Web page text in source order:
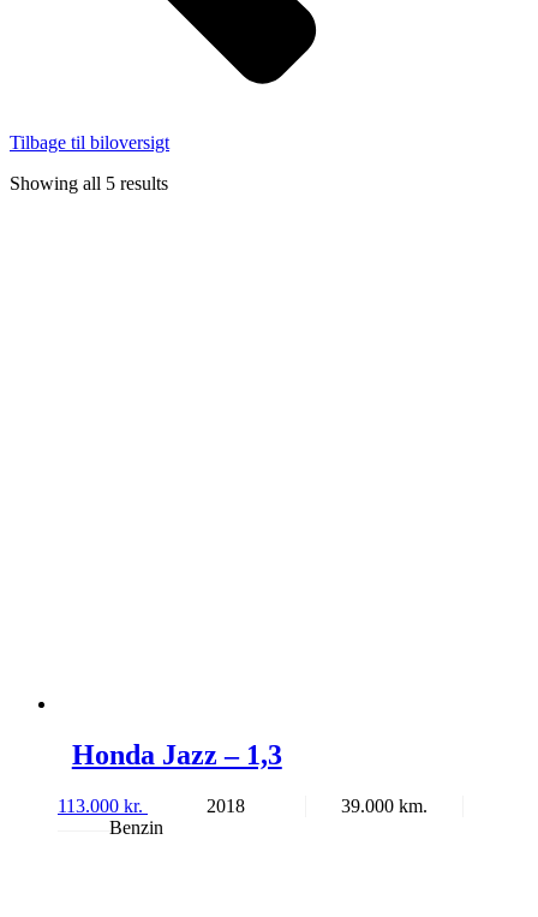
Tilbage til biloversigt
Showing all 5 results
Honda Jazz – 1,3
113.000 kr. 2018
39.000
Benzin